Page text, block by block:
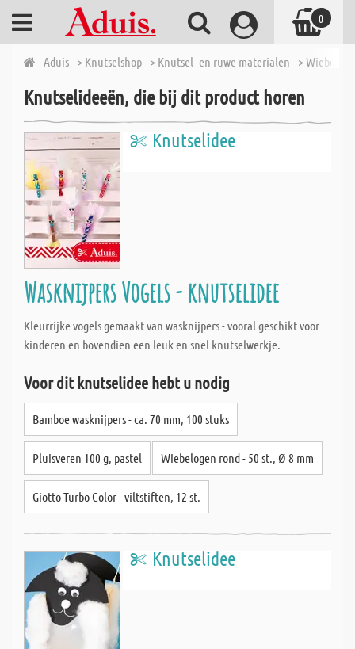
Aduis > Knutselshop > Knutsel- en ruwe materialen >
Knutselideeën, die bij dit product horen
Knutselidee
Wasknijpers Vogels - knutselidee
Kleurrijke vogels gemaakt van wasknijpers - vooral geschikt voor
kinderen en bovendien een leuk en snel knutselwerkje.
Voor dit knutselidee hebt u nodig
Bamboe wasknijpers - ca. 70 mm, 100 stuks
Pluisveren 100 g, pastel Wiebelogen rond - 50 st., Ø 8 mm
Giotto Turbo Color - viltstiften, 12 st.
Knutselidee
0